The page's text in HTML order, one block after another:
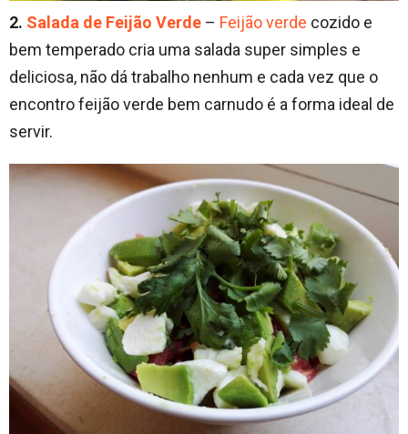
2. Salada de Feijão Verde – Feijão verde cozido e
bem temperado cria uma salada super simples e
deliciosa, não dá trabalho nenhum e cada vez que o
encontro feijão verde bem carnudo é a forma ideal de
servir.